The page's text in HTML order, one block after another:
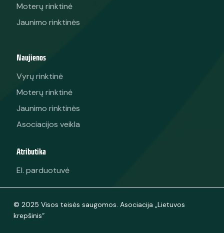
Moterų rinktinė
Jaunimo rinktinės
Naujienos
Vyrų rinktinė
Moterų rinktinė
Jaunimo rinktinės
Asociacijos veikla
Atributika
El. parduotuvė
© 2025 Visos teisės saugomos. Asociacija „Lietuvos
krepšinis“